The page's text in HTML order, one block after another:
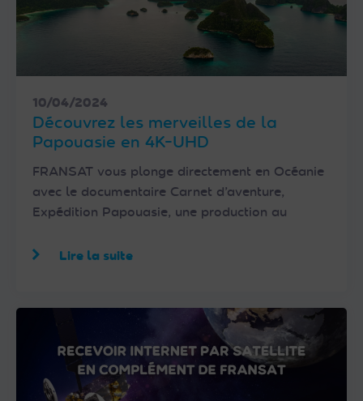
10/04/2024
Découvrez les merveilles de la
Papouasie en 4K-UHD
FRANSAT vous plonge directement en Océanie
avec le documentaire Carnet d’aventure,
Expédition Papouasie, une production au
Lire la suite